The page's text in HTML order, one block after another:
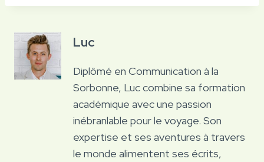
Luc
Diplômé en Communication à la
Sorbonne, Luc combine sa formation
académique avec une passion
inébranlable pour le voyage. Son
expertise et ses aventures à travers
le monde alimentent ses écrits,